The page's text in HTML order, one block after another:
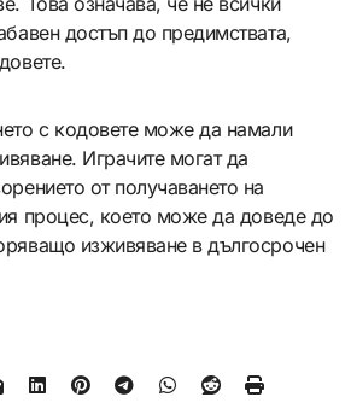
достъп до предимствата,
с кодовете може да намали
Играчите могат да
от получаването на
процес, което може да доведе до
изживяване в дългосрочен